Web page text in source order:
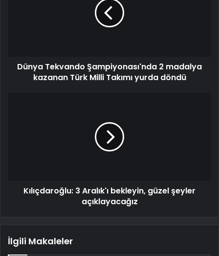
Dünya Tekvando Şampiyonası'nda 2 madalya
kazanan Türk Milli Takımı yurda döndü
Kılıçdaroğlu: 3 Aralık'ı bekleyin, güzel şeyler
açıklayacağız
İlgili Makaleler